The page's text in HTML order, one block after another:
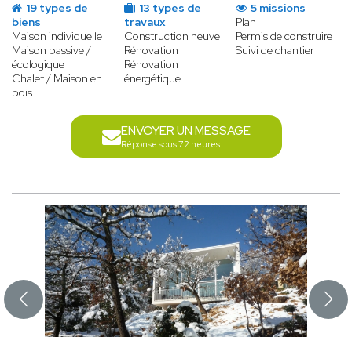
19 types de
biens
Maison individuelle
Maison passive /
écologique
Chalet / Maison en
bois
13 types de
travaux
Construction neuve
Rénovation
Rénovation
énergétique
5 missions
Plan
Permis de construire
Suivi de chantier
ENVOYER UN MESSAGE
Réponse sous 72 heures